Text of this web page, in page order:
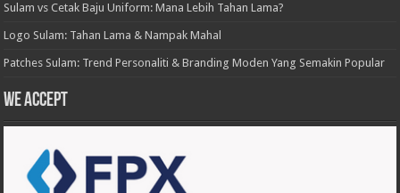
Sulam vs Cetak Baju Uniform: Mana Lebih Tahan Lama?
Logo Sulam: Tahan Lama & Nampak Mahal
Patches Sulam: Trend Personaliti & Branding Moden Yang Semakin Popular
We accept